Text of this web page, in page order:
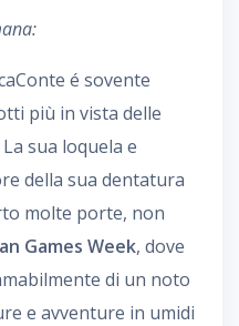
é sovente
più in vista delle
sua loquela e
della sua dentatura
molte porte, non
Games Week, dove
di un noto
e avventure in umidi